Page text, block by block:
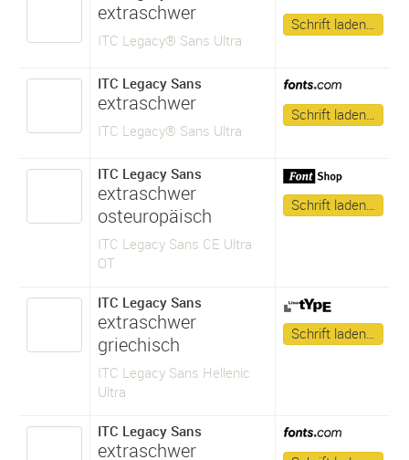
extraschwer
ITC Legacy® Sans Ultra
Schrift laden…
ITC Legacy Sans
extraschwer
ITC Legacy® Sans Ultra
Schrift laden…
ITC Legacy Sans
extraschwer
osteuropäisch
ITC Legacy Sans CE Ultra
OT
Schrift laden…
ITC Legacy Sans
extraschwer
griechisch
ITC Legacy Sans Hellenic
Ultra
Schrift laden…
ITC Legacy Sans
extraschwer